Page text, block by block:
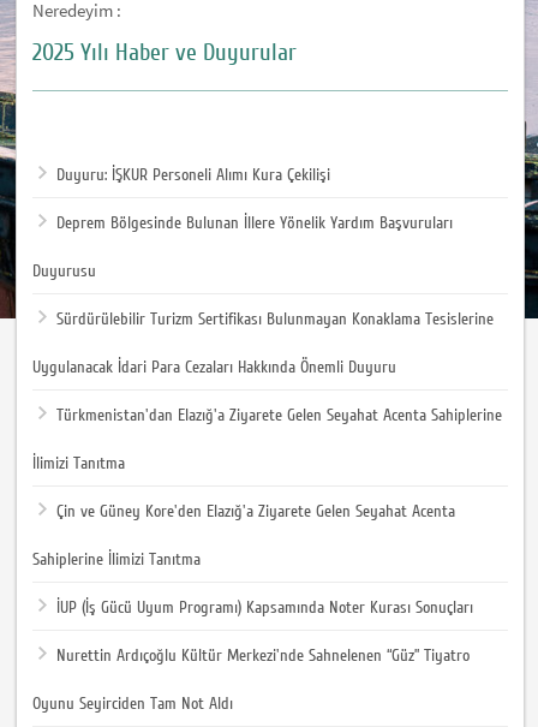
Neredeyim :
2025 Yılı Haber ve Duyurular
Duyuru: İŞKUR Personeli Alımı Kura Çekilişi
Deprem Bölgesinde Bulunan İllere Yönelik Yardım Başvuruları
Duyurusu
Sürdürülebilir Turizm Sertifikası Bulunmayan Konaklama Tesislerine
Uygulanacak İdari Para Cezaları Hakkında Önemli Duyuru
Türkmenistan'dan Elazığ'a Ziyarete Gelen Seyahat Acenta Sahiplerine
İlimizi Tanıtma
Çin ve Güney Kore'den Elazığ'a Ziyarete Gelen Seyahat Acenta
Sahiplerine İlimizi Tanıtma
İUP (İş Gücü Uyum Programı) Kapsamında Noter Kurası Sonuçları
Nurettin Ardıçoğlu Kültür Merkezi'nde Sahnelenen “Güz” Tiyatro
Oyunu Seyirciden Tam Not Aldı